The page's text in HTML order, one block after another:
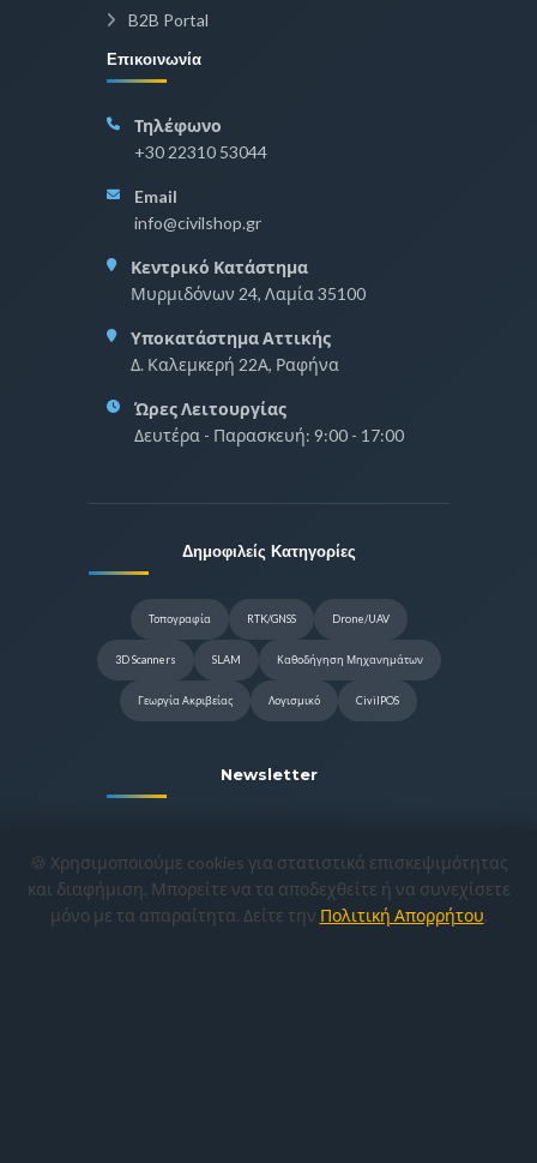
B2B Portal
Επικοινωνία
Τηλέφωνο
+30 22310 53044
Email
info@civilshop.gr
Κεντρικό Κατάστημα
Μυρμιδόνων 24, Λαμία 35100
Υποκατάστημα Αττικής
Δ. Καλεμκερή 22Α, Ραφήνα
Ώρες Λειτουργίας
Δευτέρα - Παρασκευή: 9:00 - 17:00
Δημοφιλείς Κατηγορίες
Τοπογραφία RTK/GNSS Drone/UAV
3D Scanners SLAM Καθοδήγηση Μηχανημάτων
Γεωργία Ακριβείας Λογισμικό CivilPOS
Newsletter
προσφορές και τα νέα προϊόντα μας.
🍪 Χρησιμοποιούμε cookies για στατιστικά επισκεψιμότητας
και διαφήμιση. Μπορείτε να τα αποδεχθείτε ή να συνεχίσετε
μόνο με τα απαραίτητα. Δείτε την Πολιτική Απορρήτου.